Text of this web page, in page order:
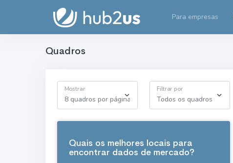
Para empresas
Quadros
Mostrar Filtrar por
Quais os melhores locais para
encontrar dados de mercado?